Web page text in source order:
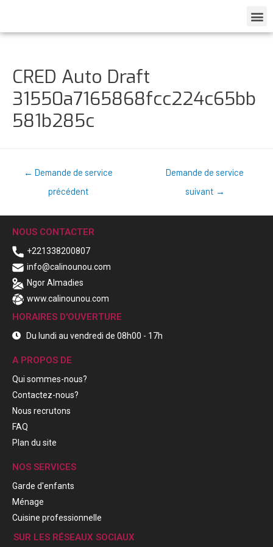
CRED Auto Draft
31550a7165868fcc224c65bb
581b285c
← Demande de service
précédent
Demande de service
suivant →
NOUS CONTACTER
+221338200807
info@calinounou.com
Ngor Almadies
www.calinounou.com
HORAIRES D'OUVERTURE
Du lundi au vendredi de 08h00 - 17h
A PROPOS DE
Qui sommes-nous?
Contactez-nous?
Nous recrutons
FAQ
Plan du site
NOS SERVICES
Garde d'enfants
Ménage
Cuisine professionnelle
SUR LES RÉSEAUX SOCIAUX